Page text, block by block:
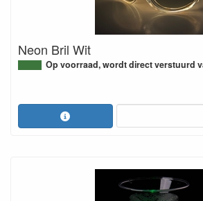
Neon Bril Wit
Op voorraad, wordt direct verstuurd